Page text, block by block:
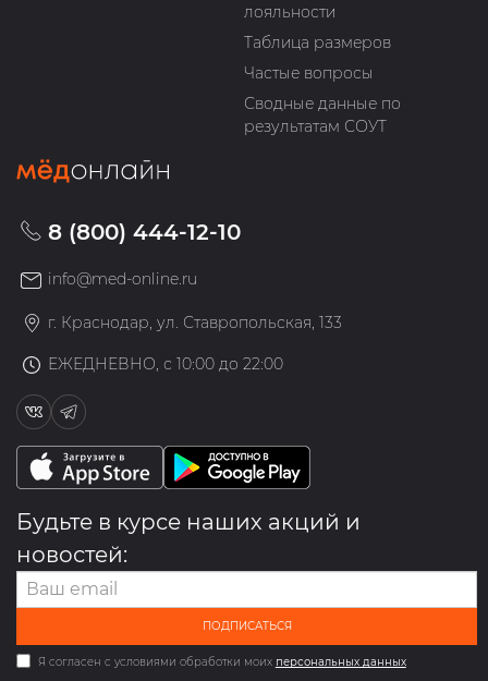
лояльности
Таблица размеров
Частые вопросы
Сводные данные по
результатам СОУТ
8 (800) 444-12-10
info@med-online.ru
г. Краснодар, ул. Ставропольская, 133
ЕЖЕДНЕВНО, с 10:00 до 22:00
Будьте в курсе наших акций и
новостей:
ПОДПИСАТЬСЯ
Я согласен с условиями обработки моих персональных данных